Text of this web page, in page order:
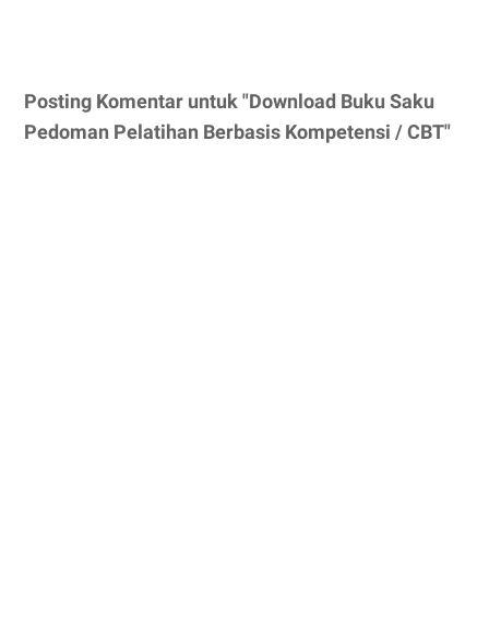
Posting Komentar untuk "Download Buku Saku
Pedoman Pelatihan Berbasis Kompetensi / CBT"